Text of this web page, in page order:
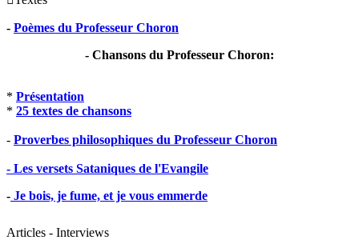
- Poèmes du Professeur Choron
- Chansons du Professeur Choron:
* Présentation
* 25 textes de chansons
- Proverbes philosophiques du Professeur Choron
- Les versets Sataniques de l'Evangile
- Je bois, je fume, et je vous emmerde
Articles - Interviews